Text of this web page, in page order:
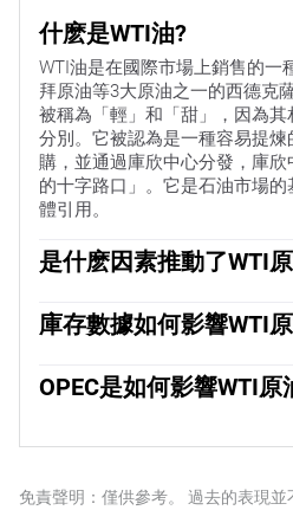
什麽是WTI油?
WTI油是在國際市場上銷售的一
拜原油等3大原油之一的西德克
被稱為「輕」和「甜」，因為
分別。它被認為是一種容易提
購，並通過庫欣中心分發，庫
的十字路口」。它是石油市場
體引用。
是什麽因素推動了WTI
素。因此，全球增長可以成為需
然，導致全球增長疲軟。政治不
(OPEC)的決定是油價的另一個
庫存數據如何影響WTI
報告影響著WTI原油的價格。庫
動。如果數據顯示庫存下降，
空氣汙染指數的報告每周二發
1%以內。環境影響評估的數據
OPEC是如何影響WTI原
織，每年舉行兩次會議，共同
時，它可以收緊供應，推高油價
免責聲明：僅供參考。 過去的表現並